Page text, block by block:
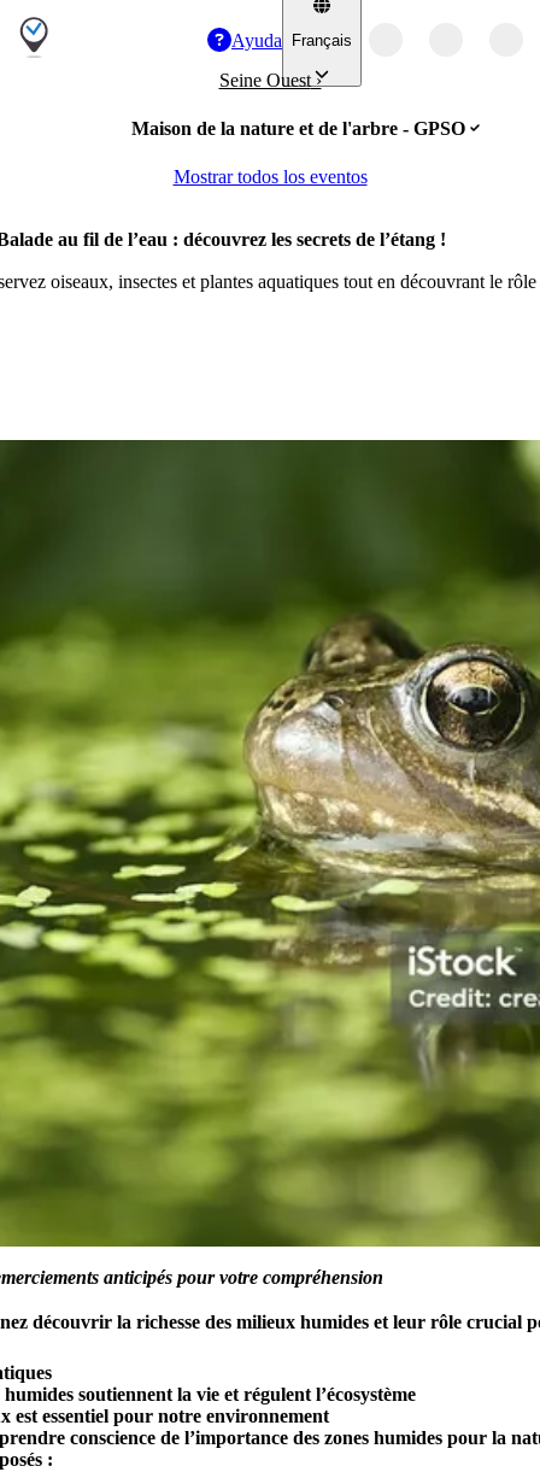
Ayuda Français
Seine Ouest›
Maison de la nature et de l'arbre - GPSO
Mostrar todos los eventos
au fil de l’eau : découvrez les secrets de l’étang !
oiseaux, insectes et plantes aquatiques tout en découvrant le
anticipés pour votre compréhension
découvrir la richesse des milieux humides et leur rôle crucial
soutiennent la vie et régulent l’écosystème
essentiel pour notre environnement
conscience de l’importance des zones humides pour la
: